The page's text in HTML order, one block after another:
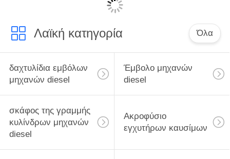
Λαϊκή κατηγορία Όλα
δαχτυλίδια εμβόλων
μηχανών diesel
Έμβολο μηχανών
diesel
σκάφος της γραμμής
κυλίνδρων μηχανών
diesel
Ακροφύσιο
εγχυτήρων καυσίμων